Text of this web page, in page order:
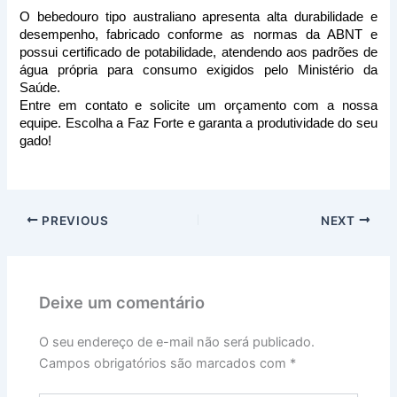
O bebedouro tipo australiano apresenta alta durabilidade e
desempenho, fabricado conforme as normas da ABNT e
possui certificado de potabilidade, atendendo aos padrões de
água própria para consumo exigidos pelo Ministério da
Saúde.
Entre em contato e solicite um orçamento com a nossa
equipe. Escolha a Faz Forte e garanta a produtividade do seu
gado!
PREVIOUS NEXT
Deixe um comentário
O seu endereço de e-mail não será publicado.
Campos obrigatórios são marcados com *